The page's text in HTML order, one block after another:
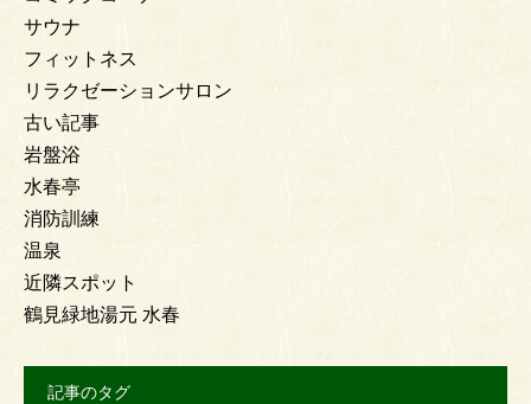
サウナ
フィットネス
リラクゼーションサロン
古い記事
岩盤浴
水春亭
消防訓練
温泉
近隣スポット
鶴見緑地湯元 水春
記事のタグ